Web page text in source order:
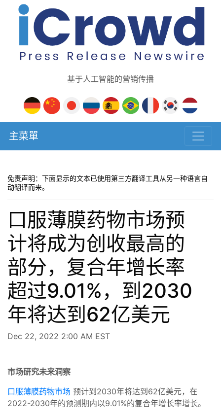
基于人工智能的营销传播
主菜單
免责声明：下面显示的文本已使用第三方翻译工具从另一种语言自
动翻译而来。
口服薄膜药物市场预
计将成为创收最高的
部分，复合年增长率
超过9.01%，到2030
年将达到62亿美元
Dec 22, 2022 2:00 AM EST
市场研究未来洞察
口服薄膜药物市场 预计到2030年将达到62亿美元，在
2022-2030年的预测期内以9.01%的复合年增长率增长。